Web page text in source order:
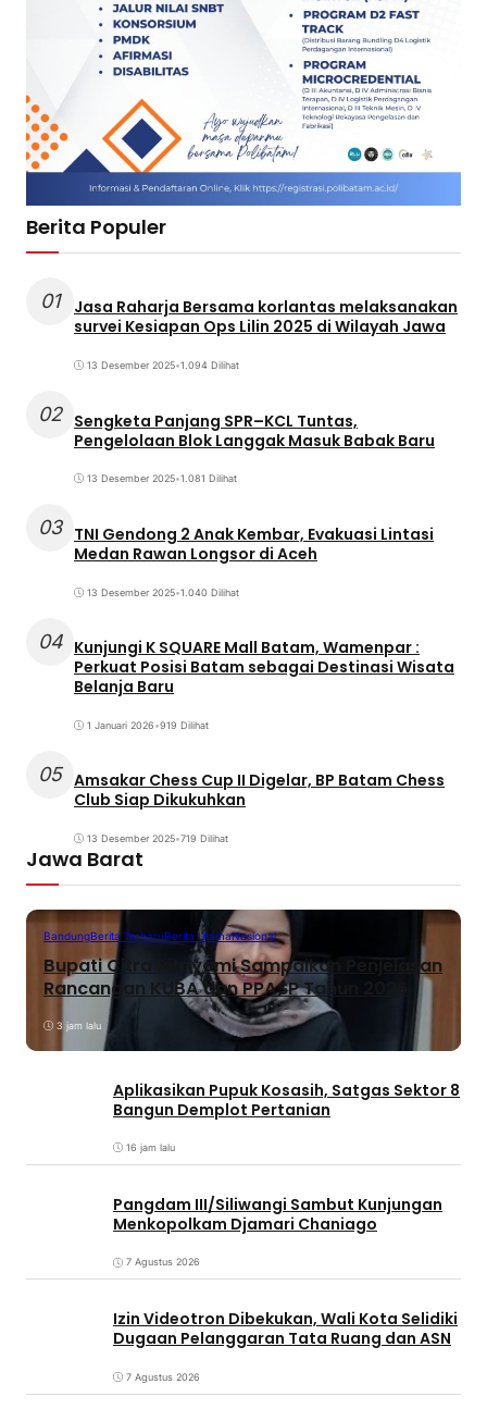
Berita Populer
01
Jasa Raharja Bersama korlantas melaksanakan
survei Kesiapan Ops Lilin 2025 di Wilayah Jawa
13 Desember 2025•1.094 Dilihat
02 Sengketa Panjang SPR–KCL Tuntas,
Pengelolaan Blok Langgak Masuk Babak Baru
13 Desember 2025•1.081 Dilihat
03 TNI Gendong 2 Anak Kembar, Evakuasi Lintasi
Medan Rawan Longsor di Aceh
13 Desember 2025•1.040 Dilihat
04 Kunjungi K SQUARE Mall Batam, Wamenpar :
Perkuat Posisi Batam sebagai Destinasi Wisata
Belanja Baru
1 Januari 2026•919 Dilihat
05 Amsakar Chess Cup II Digelar, BP Batam Chess
Club Siap Dikukuhkan
13 Desember 2025•719 Dilihat
Jawa Barat
BandungBerita TerbaruBerita UtamaNasional
Bupati Citra Pitriyami Sampaikan Penjelasan
Rancangan KUBA dan PPASP Tahun 2026
3 jam lalu
Aplikasikan Pupuk Kosasih, Satgas Sektor 8
Bangun Demplot Pertanian
16 jam lalu
Pangdam III/Siliwangi Sambut Kunjungan
Menkopolkam Djamari Chaniago
7 Agustus 2026
Izin Videotron Dibekukan, Wali Kota Selidiki
Dugaan Pelanggaran Tata Ruang dan ASN
7 Agustus 2026